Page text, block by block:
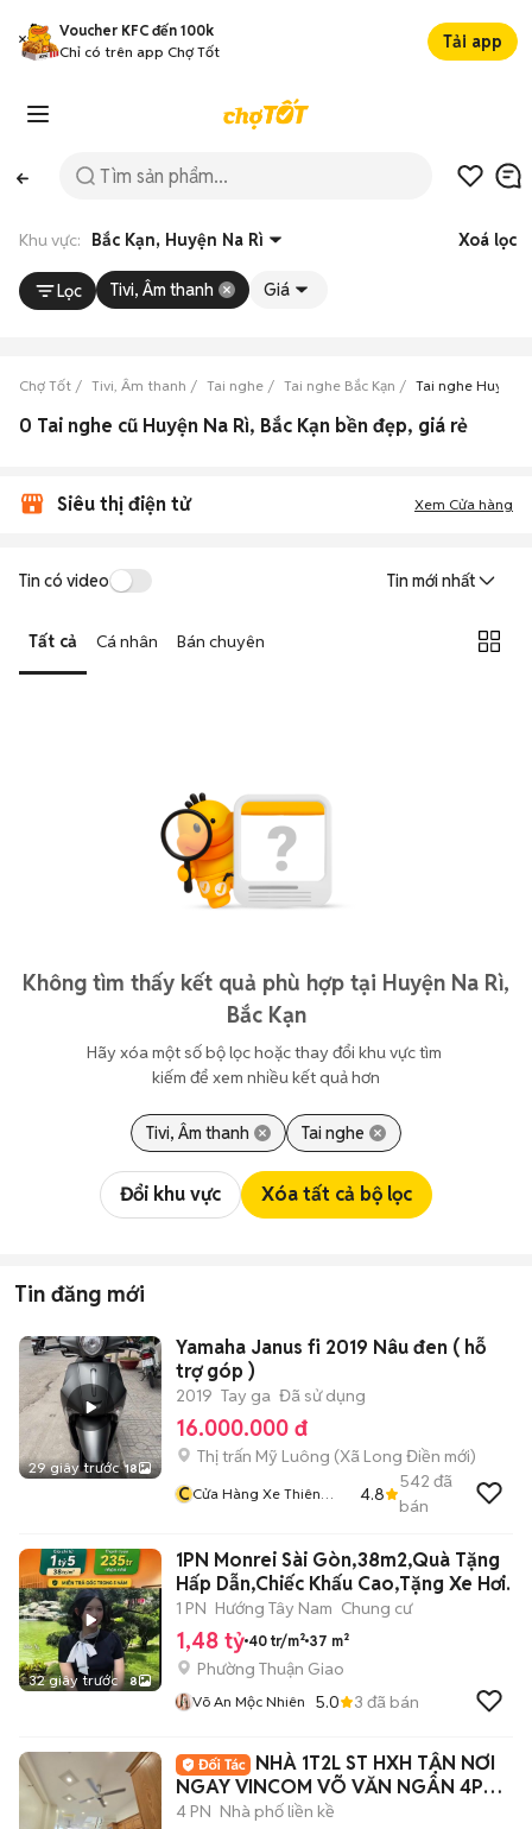
Voucher KFC đến 100k
Chỉ có trên app Chợ Tốt
Tải app
Khu vực: Bắc Kạn, Huyện Na Rì Xoá lọc
Lọc Tivi, Âm thanh Giá
Chợ Tốt Tivi, Âm thanh Tai nghe Tai nghe Bắc Kạn Tai nghe Huyện
0 Tai nghe cũ Huyện Na Rì, Bắc Kạn bền đẹp, giá rẻ
Siêu thị điện tử Xem Cửa hàng
Tin có video Tin mới nhất
Tất cả Cá nhân Bán chuyên
Không tìm thấy kết quả phù hợp tại Huyện Na Rì,
Bắc Kạn
Hãy xóa một số bộ lọc hoặc thay đổi khu vực tìm
kiếm để xem nhiều kết quả hơn
Tivi, Âm thanh Tai nghe
Đổi khu vực Xóa tất cả bộ lọc
Tin đăng mới
29 giây trước 18
Yamaha Janus fi 2019 Nâu đen ( hỗ
trợ góp )
2019 Tay ga Đã sử dụng
16.000.000 đ
Thị trấn Mỹ Luông (Xã Long Điền mới)
CCửa Hàng Xe Thiên
4.8
542 đã
bán
32 giây trước 8
1PN Monrei Sài Gòn,38m2,Quà Tặng
Hấp Dẫn,Chiếc Khấu Cao,Tặng Xe Hơi.
1 PN Hướng Tây Nam Chung cư
1,48 tỷ 40 tr/m² 37 m²
Phường Thuận Giao
Võ An Mộc Nhiên 5.0 3 đã bán
NHÀ 1T2L ST HXH TẬN NƠI
NGAY VINCOM VÕ VĂN NGÂN 4PN
4WC
4 PN Nhà phố liền kề